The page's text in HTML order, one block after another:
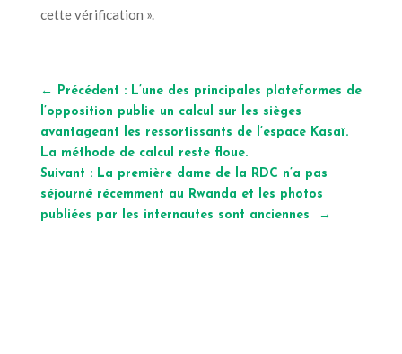
cette vérification ».
← Précédent : L’une des principales plateformes de
l’opposition publie un calcul sur les sièges
avantageant les ressortissants de l’espace Kasaï.
La méthode de calcul reste floue.
Suivant : La première dame de la RDC n’a pas
séjourné récemment au Rwanda et les photos
publiées par les internautes sont anciennes
→